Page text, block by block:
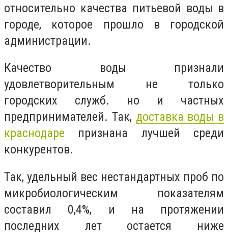
относительно качества питьевой воды в
городе, которое прошло в городской
администрации.
Качество воды признали
удовлетворительным не только
городских служб. но и частных
предпринимателей. Так, доставка воды в
краснодаре признана лучшей среди
конкурентов.
Так, удельный вес нестандартных проб по
микробиологическим показателям
составил 0,4%, и на протяжении
последних лет остается ниже